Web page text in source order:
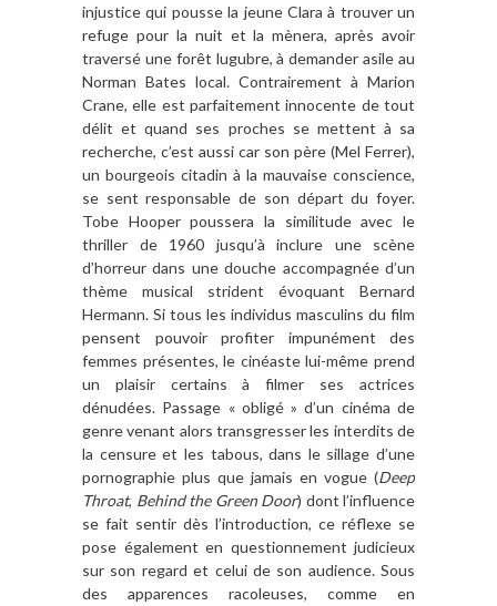
injustice qui pousse la jeune Clara à trouver un
refuge pour la nuit et la mènera, après avoir
traversé une forêt lugubre, à demander asile au
Norman Bates local. Contrairement à Marion
Crane, elle est parfaitement innocente de tout
délit et quand ses proches se mettent à sa
recherche, c’est aussi car son père (Mel Ferrer),
un bourgeois citadin à la mauvaise conscience,
se sent responsable de son départ du foyer.
Tobe Hooper poussera la similitude avec le
thriller de 1960 jusqu’à inclure une scène
d’horreur dans une douche accompagnée d’un
thème musical strident évoquant Bernard
Hermann. Si tous les individus masculins du film
pensent pouvoir profiter impunément des
femmes présentes, le cinéaste lui-même prend
un plaisir certains à filmer ses actrices
dénudées. Passage « obligé » d’un cinéma de
genre venant alors transgresser les interdits de
la censure et les tabous, dans le sillage d’une
pornographie plus que jamais en vogue (Deep
Throat, Behind the Green Door) dont l’influence
se fait sentir dès l’introduction, ce réflexe se
pose également en questionnement judicieux
sur son regard et celui de son audience. Sous
des apparences racoleuses, comme en